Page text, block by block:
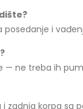
posedanje i
— ne treba ih
zadnja korpa sa